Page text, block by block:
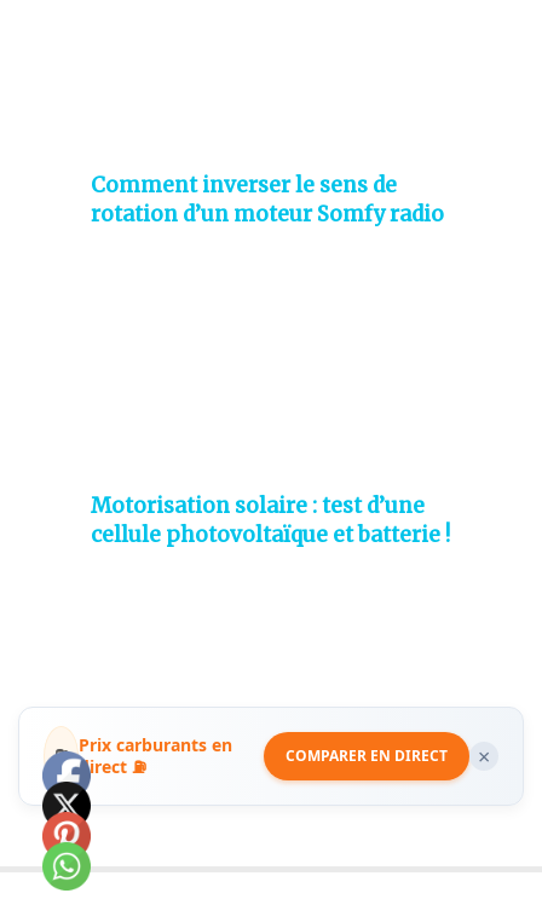
Comment inverser le sens de
rotation d’un moteur Somfy radio
Motorisation solaire : test d’une
cellule photovoltaïque et batterie !
⛽ Prix carburants en
direct ⛽
COMPARER EN DIRECT ×